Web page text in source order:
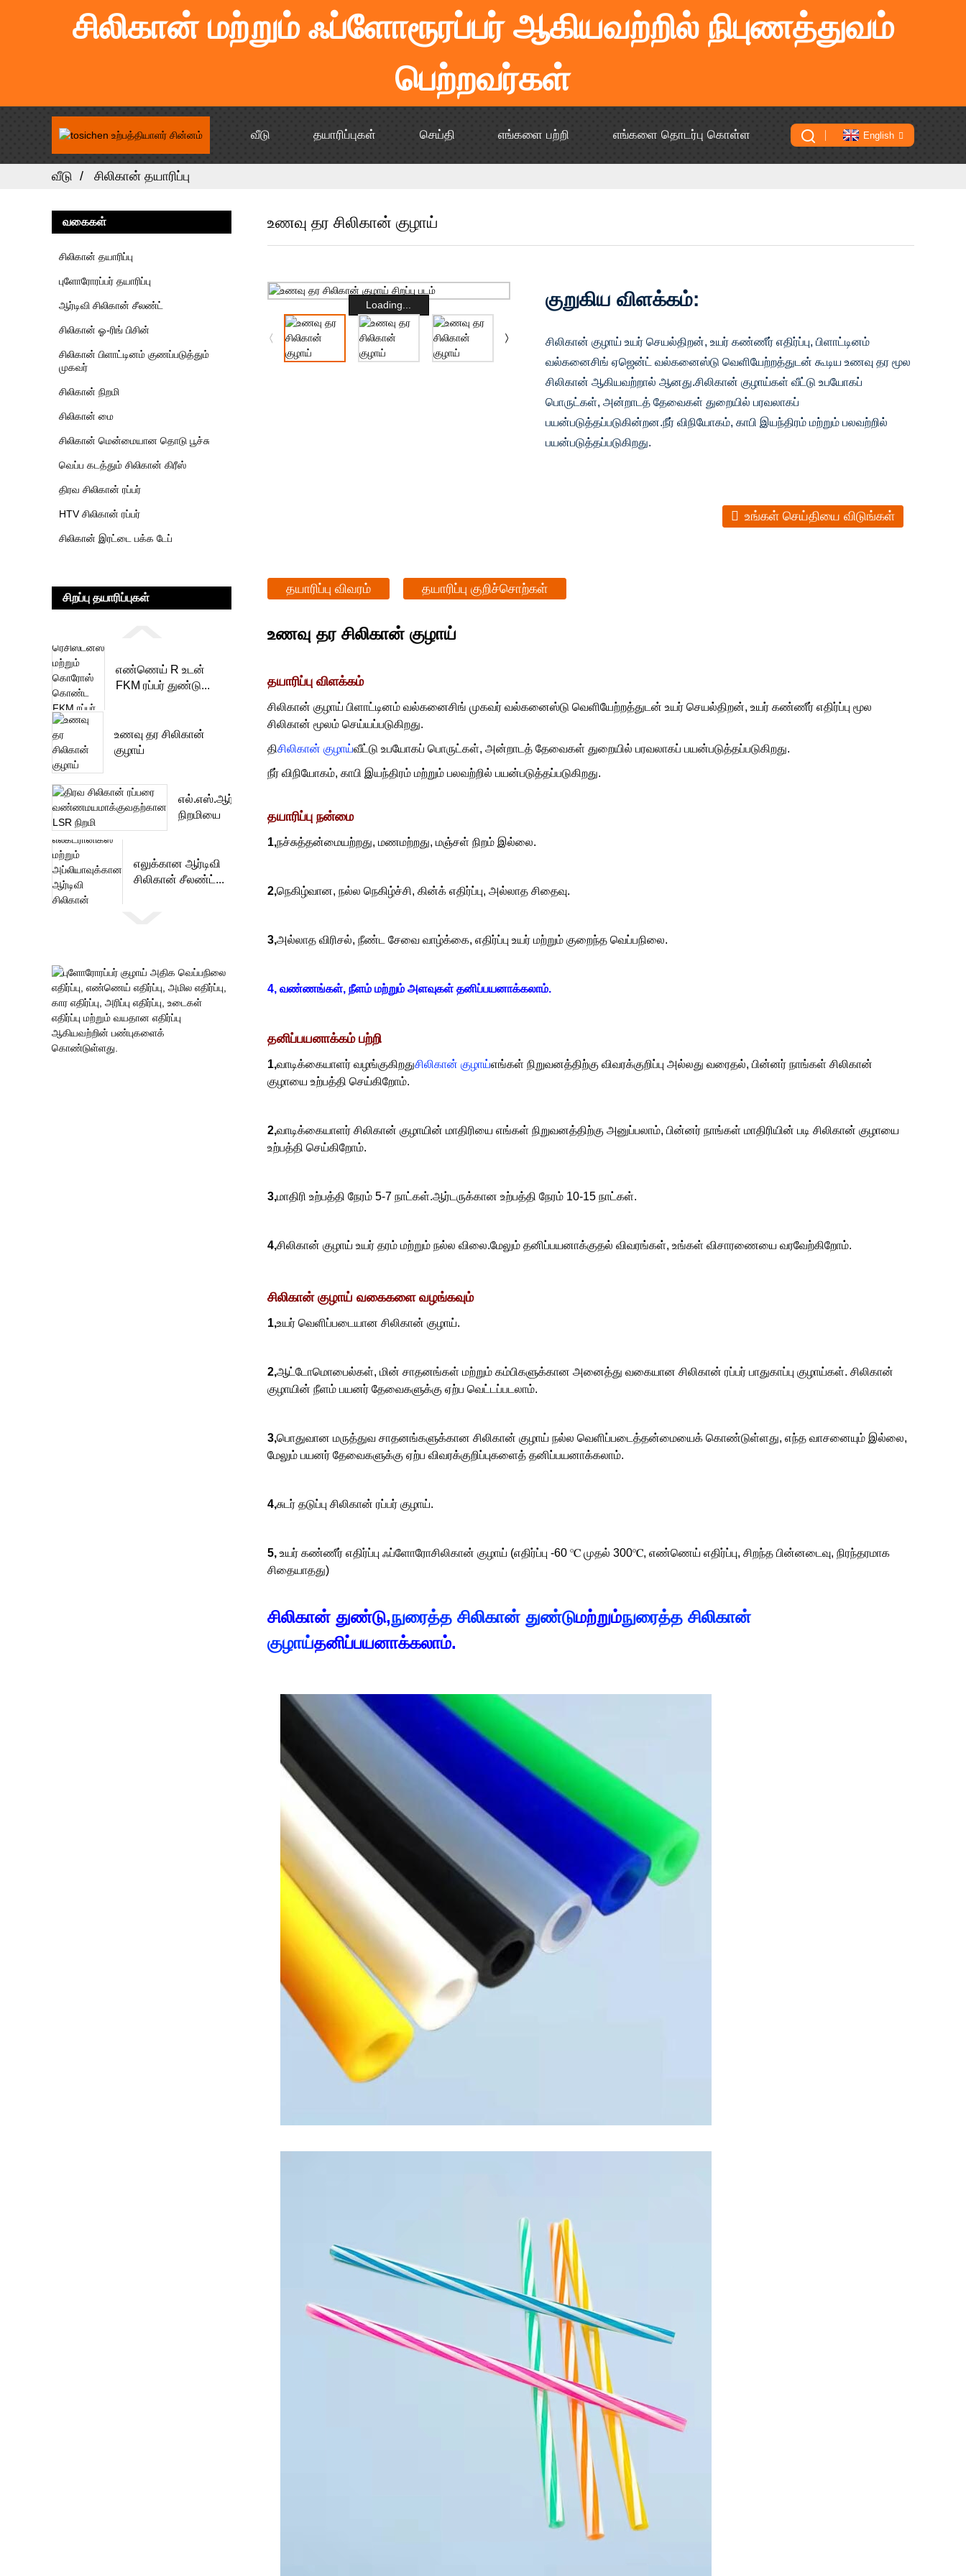
சிலிகான் மற்றும் ஃப்ளோரூரப்பர் ஆகியவற்றில் நிபுணத்துவம்
பெற்றவர்கள்
வீடு தயாரிப்புகள் செய்தி எங்களை பற்றி எங்களை தொடர்பு கொள்ள English
வீடு சிலிகான் தயாரிப்பு
வகைகள்
சிலிகான் தயாரிப்பு
புளோரோரப்பர் தயாரிப்பு
ஆர்டிவி சிலிகான் சீலண்ட்
சிலிகான் ஓ-ரிங் பிசின்
சிலிகான் பிளாட்டினம் குணப்படுத்தும்
முகவர்
சிலிகான் நிறமி
சிலிகான் மை
சிலிகான் மென்மையான தொடு பூச்சு
வெப்ப கடத்தும் சிலிகான் கிரீஸ்
திரவ சிலிகான் ரப்பர்
HTV சிலிகான் ரப்பர்
சிலிகான் இரட்டை பக்க டேப்
சிறப்பு தயாரிப்புகள்
எண்ணெய் R உடன்
FKM ரப்பர் துண்டு...
உணவு தர சிலிகான்
குழாய்
எல்.எஸ்.ஆர்
நிறமியை
எலுக்கான ஆர்டிவி
சிலிகான் சீலண்ட்...
உணவு தர சிலிகான் குழாய்
Loading... குறுகிய விளக்கம்:
சிலிகான் குழாய் உயர் செயல்திறன், உயர் கண்ணீர் எதிர்ப்பு, பிளாட்டினம்
வல்கனைசிங் ஏஜென்ட் வல்கனைஸ்டு வெளியேற்றத்துடன் கூடிய உணவு தர மூல
சிலிகான் ஆகியவற்றால் ஆனது.சிலிகான் குழாய்கள் வீட்டு உபயோகப்
பொருட்கள், அன்றாடத் தேவைகள் துறையில் பரவலாகப்
பயன்படுத்தப்படுகின்றன.நீர் விநியோகம், காபி இயந்திரம் மற்றும் பலவற்றில்
பயன்படுத்தப்படுகிறது.
உங்கள் செய்தியை விடுங்கள்
தயாரிப்பு விவரம் தயாரிப்பு குறிச்சொற்கள்
உணவு தர சிலிகான் குழாய்
தயாரிப்பு விளக்கம்
சிலிகான் குழாய் பிளாட்டினம் வல்கனைசிங் முகவர் வல்கனைஸ்டு வெளியேற்றத்துடன் உயர் செயல்திறன், உயர் கண்ணீர் எதிர்ப்பு மூல
சிலிகான் மூலம் செய்யப்படுகிறது.
திசிலிகான் குழாய்வீட்டு உபயோகப் பொருட்கள், அன்றாடத் தேவைகள் துறையில் பரவலாகப் பயன்படுத்தப்படுகிறது.
நீர் விநியோகம், காபி இயந்திரம் மற்றும் பலவற்றில் பயன்படுத்தப்படுகிறது.
தயாரிப்பு நன்மை
1,நச்சுத்தன்மையற்றது, மணமற்றது, மஞ்சள் நிறம் இல்லை.
2,நெகிழ்வான, நல்ல நெகிழ்ச்சி, கின்க் எதிர்ப்பு, அல்லாத சிதைவு.
3,அல்லாத விரிசல், நீண்ட சேவை வாழ்க்கை, எதிர்ப்பு உயர் மற்றும் குறைந்த வெப்பநிலை.
4, வண்ணங்கள், நீளம் மற்றும் அளவுகள் தனிப்பயனாக்கலாம்.
தனிப்பயனாக்கம் பற்றி
1,வாடிக்கையாளர் வழங்குகிறதுசிலிகான் குழாய்எங்கள் நிறுவனத்திற்கு விவரக்குறிப்பு அல்லது வரைதல், பின்னர் நாங்கள் சிலிகான்
குழாயை உற்பத்தி செய்கிறோம்.
2,வாடிக்கையாளர் சிலிகான் குழாயின் மாதிரியை எங்கள் நிறுவனத்திற்கு அனுப்பலாம், பின்னர் நாங்கள் மாதிரியின் படி சிலிகான் குழாயை
உற்பத்தி செய்கிறோம்.
3,மாதிரி உற்பத்தி நேரம் 5-7 நாட்கள்.ஆர்டருக்கான உற்பத்தி நேரம் 10-15 நாட்கள்.
4,சிலிகான் குழாய் உயர் தரம் மற்றும் நல்ல விலை.மேலும் தனிப்பயனாக்குதல் விவரங்கள், உங்கள் விசாரணையை வரவேற்கிறோம்.
சிலிகான் குழாய் வகைகளை வழங்கவும்
1,உயர் வெளிப்படையான சிலிகான் குழாய்.
2,ஆட்டோமொபைல்கள், மின் சாதனங்கள் மற்றும் கம்பிகளுக்கான அனைத்து வகையான சிலிகான் ரப்பர் பாதுகாப்பு குழாய்கள். சிலிகான்
குழாயின் நீளம் பயனர் தேவைகளுக்கு ஏற்ப வெட்டப்படலாம்.
3,பொதுவான மருத்துவ சாதனங்களுக்கான சிலிகான் குழாய் நல்ல வெளிப்படைத்தன்மையைக் கொண்டுள்ளது, எந்த வாசனையும் இல்லை,
மேலும் பயனர் தேவைகளுக்கு ஏற்ப விவரக்குறிப்புகளைத் தனிப்பயனாக்கலாம்.
4,சுடர் தடுப்பு சிலிகான் ரப்பர் குழாய்.
5, உயர் கண்ணீர் எதிர்ப்பு ஃப்ளோரோசிலிகான் குழாய் (எதிர்ப்பு -60 ℃ முதல் 300℃, எண்ணெய் எதிர்ப்பு, சிறந்த பின்னடைவு, நிரந்தரமாக
சிதையாதது)
சிலிகான் துண்டு,நுரைத்த சிலிகான் துண்டுமற்றும்நுரைத்த சிலிகான்
குழாய்தனிப்பயனாக்கலாம்.